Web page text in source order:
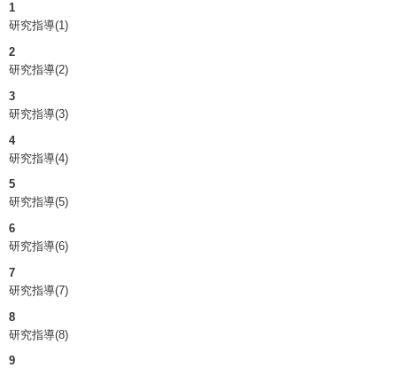
1
研究指導(1)
2
研究指導(2)
3
研究指導(3)
4
研究指導(4)
5
研究指導(5)
6
研究指導(6)
7
研究指導(7)
8
研究指導(8)
9